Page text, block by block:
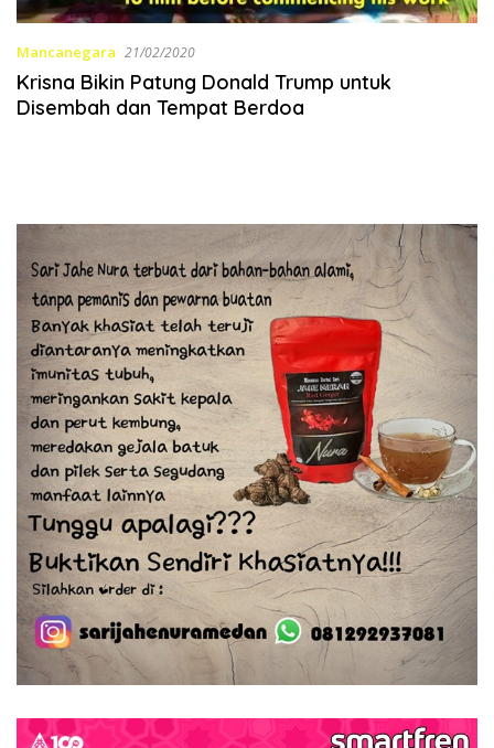
Mancanegara 21/02/2020
Krisna Bikin Patung Donald Trump untuk
Disembah dan Tempat Berdoa